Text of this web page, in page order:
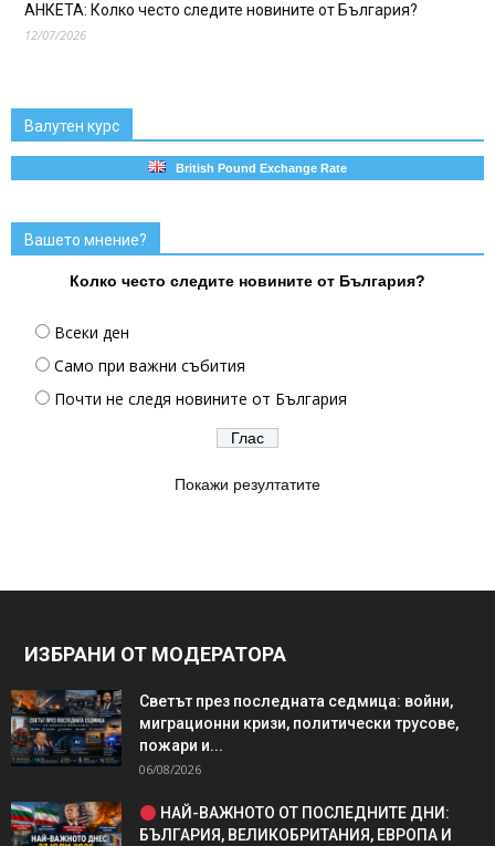
АНКЕТА: Колко често следите новините от България?
12/07/2026
Валутен курс
British Pound Exchange Rate
Вашето мнение?
Колко често следите новините от България?
Всеки ден
Само при важни събития
Почти не следя новините от България
Покажи резултатите
ИЗБРАНИ ОТ МОДЕРАТОРА
Светът през последната седмица: войни,
миграционни кризи, политически трусове,
пожари и...
06/08/2026
НАЙ-ВАЖНОТО ОТ ПОСЛЕДНИТЕ ДНИ:
БЪЛГАРИЯ, ВЕЛИКОБРИТАНИЯ, ЕВРОПА И